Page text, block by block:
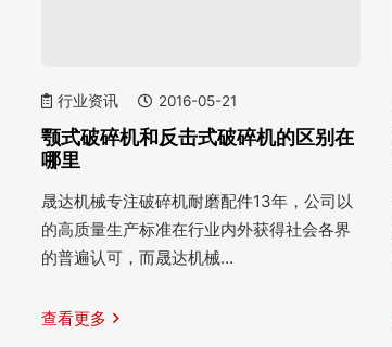
行业资讯 2016-05-21
颚式破碎机和反击式破碎机的区别在
哪里
晟达机械专注破碎机耐磨配件13年，公司以
的高质量生产标准在行业内外获得社会各界
的普遍认可，而晟达机械…
查看更多